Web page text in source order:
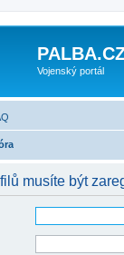
Vojenský portál
musíte být